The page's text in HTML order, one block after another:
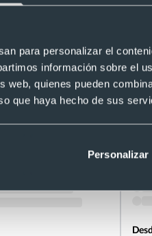
para personalizar el
información sobre el
web, quienes pueden
que haya hecho de sus
Personalizar
personalizado
Ref.